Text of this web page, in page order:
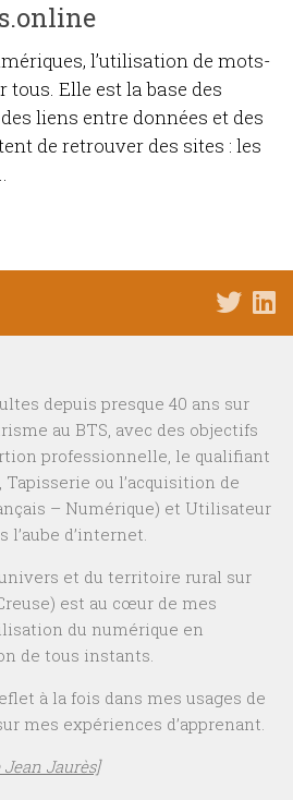
l’utilisation de mots-
Elle est la base des
liens entre données et des
de retrouver des sites : les
depuis presque 40 ans sur
au BTS, avec des objectifs
professionnelle, le qualifiant
ou l’acquisition de
– Numérique) et Utilisateur
d’internet.
et du territoire rural sur
est au cœur de mes
du numérique en
de tous instants.
à la fois dans mes usages de
mes expériences d’apprenant.
Jean Jaurès]